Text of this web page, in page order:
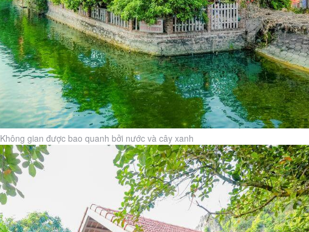
Không gian được bao quanh bởi nước và cây xanh